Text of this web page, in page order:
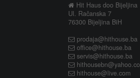
Hit Haus doo Bijeljina
Ul. Račanska 7
76300 Bijeljina BiH
prodaja@hithouse.ba
office@hithouse.ba
servis@hithouse.ba
hithouse@live.com